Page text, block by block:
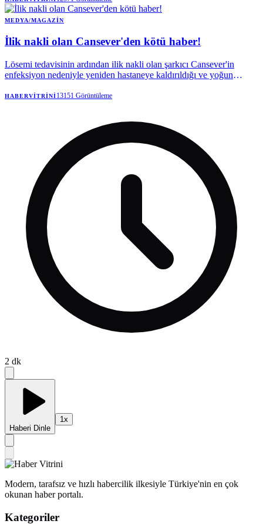
veli onayı almadan sözleşme yaptığını iddia etti.
MEDYA/MAGAZIN
İlik nakli olan Cansever'den kötü haber!
Lösemi tedavisinin ardından ilik nakli olan şarkıcı Cansever'in
enfeksiyon nedeniyle yeniden hastaneye kaldırıldığı ve yoğun
HABERVITRINI13151 Görüntüleme
2 dk
Haberi Dinle
1x
Modern, tarafsız ve hızlı habercilik ilkesiyle Türkiye'nin en çok
okunan haber portalı.
Kategoriler